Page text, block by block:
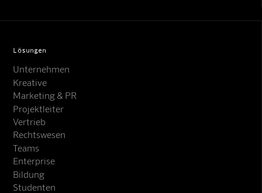
Lösungen
Unternehmen
Kreative
Marketing & PR
Projektleiter
Vertrieb
Rechtswesen
Teams
Enterprise
Bildung
Studenten